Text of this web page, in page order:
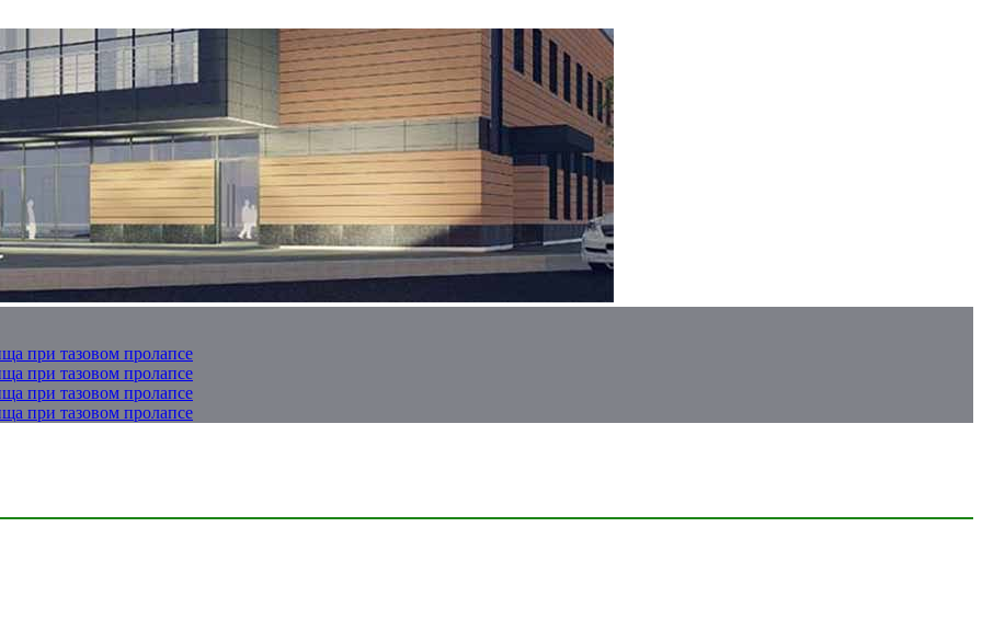
при тазовом пролапсе
при тазовом пролапсе
при тазовом пролапсе
при тазовом пролапсе